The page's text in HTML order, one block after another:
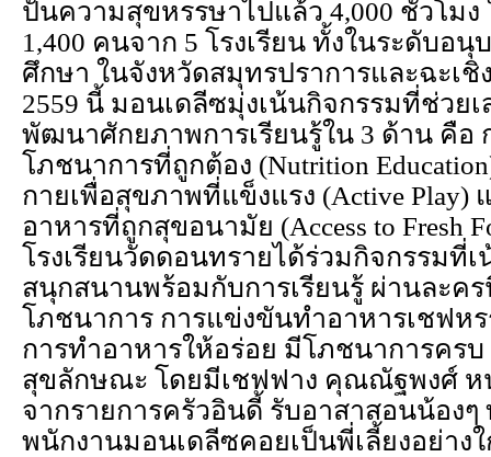
ปันความสุขหรรษาไปแล้ว 4,000 ชั่วโม
1,400 คนจาก 5 โรงเรียน ทั้งในระดับอ
ศึกษา ในจังหวัดสมุทรปราการและฉะเชิ
2559 นี้ มอนเดลีซมุ่งเน้นกิจกรรมที่ช่วยเ
พัฒนาศักยภาพการเรียนรู้ใน 3 ด้าน คือ
โภชนาการที่ถูกต้อง (Nutrition
กายเพื่อสุขภาพที่แข็งแรง (Active Play)
อาหารที่ถูกสุขอนามัย (Access to Fresh
โรงเรียนวัดดอนทรายได้ร่วมกิจกรรมที่
สนุกสนานพร้อมกับการเรียนรู้ ผ่านละค
โภชนาการ การแข่งขันทำอาหารเชฟหร
การทำอาหารให้อร่อย มีโภชนาการคร
สุขลักษณะ โดยมีเชฟฟาง คุณณัฐพงศ์ ห
จากรายการครัวอินดี้ รับอาสาสอนน้อง
พนักงานมอนเดลีซคอยเป็นพี่เลี้ยงอย่าง